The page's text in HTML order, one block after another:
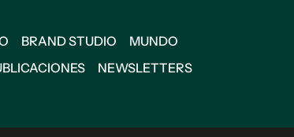
BRAND STUDIO
MUNDO
NEWSLETTERS